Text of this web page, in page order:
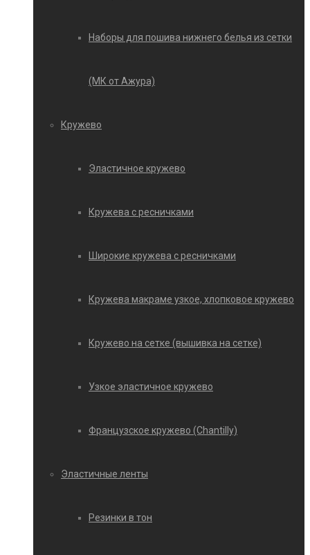
Наборы для пошива нижнего белья из сетки
(МК от Ажура)
Кружево
Эластичное кружево
Кружева с ресничками
Широкие кружева с ресничками
Кружева макраме узкое, хлопковое кружево
Кружево на сетке (вышивка на сетке)
Узкое эластичное кружево
Французское кружево (Chantilly)
Эластичные ленты
Резинки в тон